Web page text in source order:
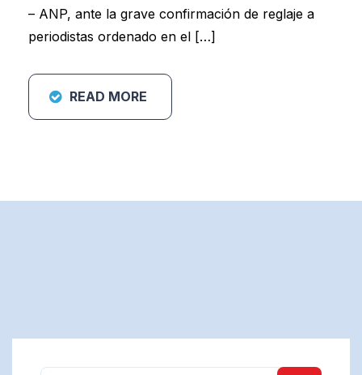
– ANP, ante la grave confirmación de reglaje a
periodistas ordenado en el […]
READ MORE